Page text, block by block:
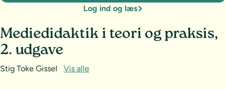
Mediedidaktik i teori og praksis,
2. udgave
Stig Toke Gissel Vis alle
Log ind og læs